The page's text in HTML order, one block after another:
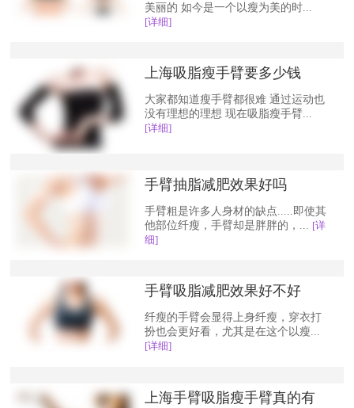
美丽的 如今是一个以瘦为美的时...
[详细]
上海吸脂瘦手臂要多少钱
大家都知道瘦手臂都很难 通过运动也
没有理想的理想 现在吸脂瘦手臂...
[详细]
手臂抽脂减肥效果好吗
手臂粗是许多人身材的缺点.....即使其
他部位纤瘦，手臂却是胖胖的，... [详
细]
手臂吸脂减肥效果好不好
纤瘦的手臂会显得上身纤瘦，穿衣打
扮也会更好看，尤其是在这个以瘦...
[详细]
上海手臂吸脂瘦手臂真的有